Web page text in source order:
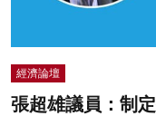
經濟論壇
張超雄議員：制